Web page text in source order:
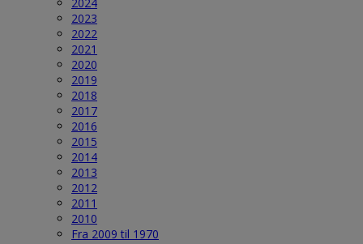
2023
2022
2021
2020
2019
2018
2017
2016
2015
2014
2013
2012
2011
2010
Fra 2009 til 1970